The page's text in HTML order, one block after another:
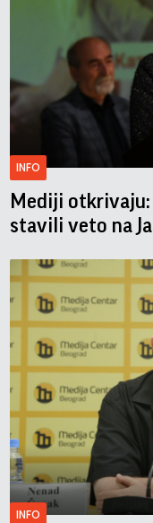
INFO
Mediji
stavili veto na
INFO